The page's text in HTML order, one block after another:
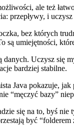
ale też
przepływy, i
bez których
są umiejętności,
danych. Uczysz
bardziej stabilne.
Java pokazuje,
“męczyć bazy”
się na to, byś
być